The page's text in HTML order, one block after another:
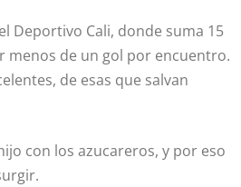
Deportivo Cali, donde suma 15
menos de un gol por encuentro.
de esas que salvan
con los azucareros, y por eso